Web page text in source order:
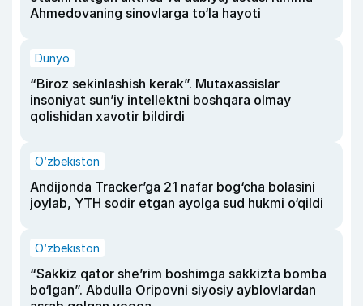
Ahmedovaning sinovlarga to‘la hayoti
Dunyo
“Biroz sekinlashish kerak”. Mutaxassislar
insoniyat sun’iy intellektni boshqara olmay
qolishidan xavotir bildirdi
O‘zbekiston
Andijonda Tracker’ga 21 nafar bog‘cha bolasini
joylab, YTH sodir etgan ayolga sud hukmi o‘qildi
O‘zbekiston
“Sakkiz qator she’rim boshimga sakkizta bomba
bo‘lgan”. Abdulla Oripovni siyosiy ayblovlardan